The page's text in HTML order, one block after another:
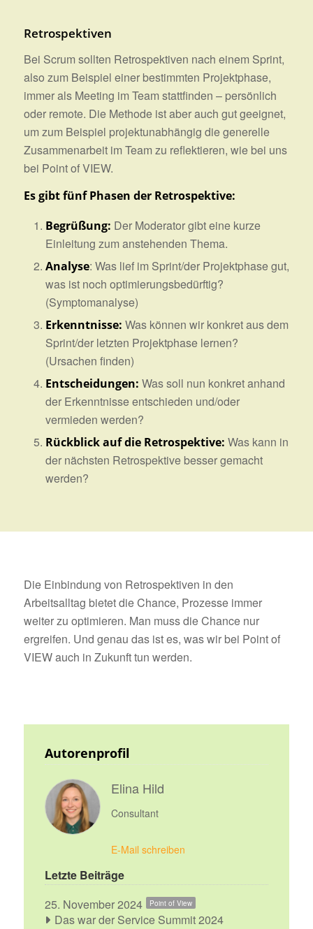
Retrospektiven
Bei Scrum sollten Retrospektiven nach einem Sprint,
also zum Beispiel einer bestimmten Projektphase,
immer als Meeting im Team stattfinden – persönlich
oder remote. Die Methode ist aber auch gut geeignet,
um zum Beispiel projektunabhängig die generelle
Zusammenarbeit im Team zu reflektieren, wie bei uns
bei Point of VIEW.
Es gibt fünf Phasen der Retrospektive:
Begrüßung: Der Moderator gibt eine kurze
Einleitung zum anstehenden Thema.
Analyse: Was lief im Sprint/der Projektphase gut,
was ist noch optimierungsbedürftig?
(Symptomanalyse)
Erkenntnisse: Was können wir konkret aus dem
Sprint/der letzten Projektphase lernen?
(Ursachen finden)
Entscheidungen: Was soll nun konkret anhand
der Erkenntnisse entschieden und/oder
vermieden werden?
Rückblick auf die Retrospektive: Was kann in
der nächsten Retrospektive besser gemacht
werden?
Die Einbindung von Retrospektiven in den
Arbeitsalltag bietet die Chance, Prozesse immer
weiter zu optimieren. Man muss die Chance nur
ergreifen. Und genau das ist es, was wir bei Point of
VIEW auch in Zukunft tun werden.
Autorenprofil
Elina Hild
Consultant
E-Mail schreiben
Letzte Beiträge
25. November 2024
Point of View
Das war der Service Summit 2024